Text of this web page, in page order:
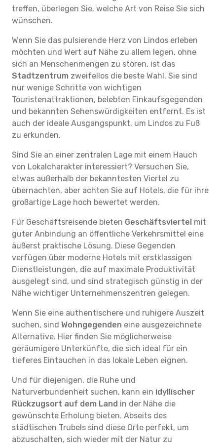
treffen, überlegen Sie, welche Art von Reise Sie sich
wünschen.
Wenn Sie das pulsierende Herz von Lindos erleben
möchten und Wert auf Nähe zu allem legen, ohne
sich an Menschenmengen zu stören, ist das
Stadtzentrum zweifellos die beste Wahl. Sie sind
nur wenige Schritte von wichtigen
Touristenattraktionen, belebten Einkaufsgegenden
und bekannten Sehenswürdigkeiten entfernt. Es ist
auch der ideale Ausgangspunkt, um Lindos zu Fuß
zu erkunden.
Sind Sie an einer zentralen Lage mit einem Hauch
von Lokalcharakter interessiert? Versuchen Sie,
etwas außerhalb der bekanntesten Viertel zu
übernachten, aber achten Sie auf Hotels, die für ihre
großartige Lage hoch bewertet werden.
Für Geschäftsreisende bieten Geschäftsviertel mit
guter Anbindung an öffentliche Verkehrsmittel eine
äußerst praktische Lösung. Diese Gegenden
verfügen über moderne Hotels mit erstklassigen
Dienstleistungen, die auf maximale Produktivität
ausgelegt sind, und sind strategisch günstig in der
Nähe wichtiger Unternehmenszentren gelegen.
Wenn Sie eine authentischere und ruhigere Auszeit
suchen, sind Wohngegenden eine ausgezeichnete
Alternative. Hier finden Sie möglicherweise
geräumigere Unterkünfte, die sich ideal für ein
tieferes Eintauchen in das lokale Leben eignen.
Und für diejenigen, die Ruhe und
Naturverbundenheit suchen, kann ein idyllischer
Rückzugsort auf dem Land in der Nähe die
gewünschte Erholung bieten. Abseits des
städtischen Trubels sind diese Orte perfekt, um
abzuschalten, sich wieder mit der Natur zu